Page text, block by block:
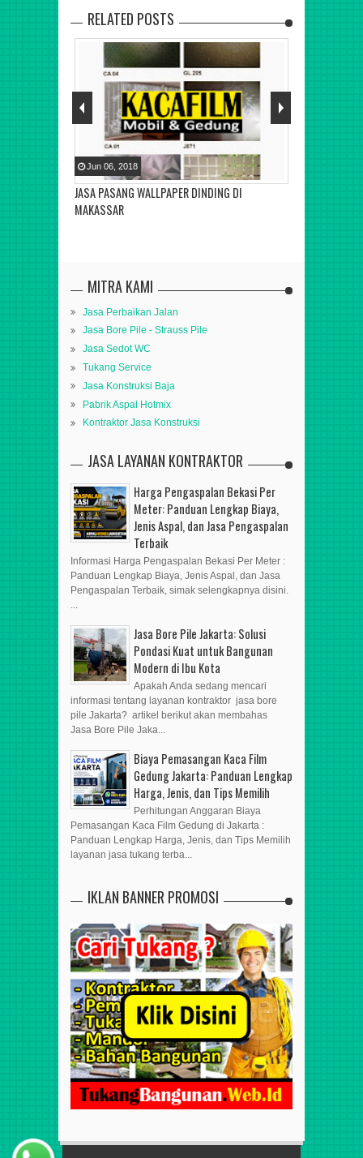
RELATED POSTS
JASA PASANG WALLPAPER DINDING DI
MAKASSAR
Jun 06 2018
MITRA KAMI
Jasa Perbaikan Jalan
Jasa Bore Pile - Strauss Pile
Jasa Sedot WC
Tukang Service
Jasa Konstruksi Baja
Pabrik Aspal Hotmix
Kontraktor Jasa Konstruksi
JASA LAYANAN KONTRAKTOR
Harga Pengaspalan Bekasi Per
Meter: Panduan Lengkap Biaya,
Jenis Aspal, dan Jasa Pengaspalan
Terbaik
Informasi Harga Pengaspalan Bekasi Per Meter :
Panduan Lengkap Biaya, Jenis Aspal, dan Jasa
Pengaspalan Terbaik, simak selengkapnya disini.
Jasa Bore Pile Jakarta: Solusi
Pondasi Kuat untuk Bangunan
Modern di Ibu Kota
Apakah Anda sedang mencari
informasi tentang layanan kontraktor jasa bore
pile Jakarta? artikel berikut akan membahas
Jasa Bore Pile Jaka...
Biaya Pemasangan Kaca Film
Gedung Jakarta: Panduan Lengkap
Harga, Jenis, dan Tips Memilih
Perhitungan Anggaran Biaya
Pemasangan Kaca Film Gedung di Jakarta :
Panduan Lengkap Harga, Jenis, dan Tips Memilih
layanan jasa tukang terba...
IKLAN BANNER PROMOSI